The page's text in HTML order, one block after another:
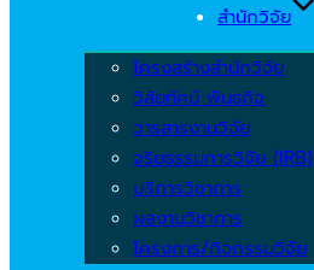
สำนักวิจัย
โครงสร้างสำนักวิจัย
วิสัยทัศน์ พันธกิจ
วารสารงานวิจัย
จริยธรรมการวิจัย (IRB)
บริการวิชาการ
ผลงานวิชาการ
โครงการ/กิจกรรมวิจัย